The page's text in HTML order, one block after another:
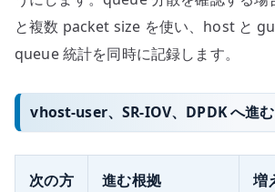
と複数 packet size を使い、host と
queue 統計を同時に記録します。
vhost-user、SR-IOV、DPDK へ進
次の方
進む根拠 増